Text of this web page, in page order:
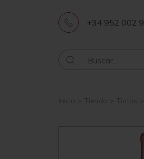
+34 952 002
Inicio Tienda Tintos